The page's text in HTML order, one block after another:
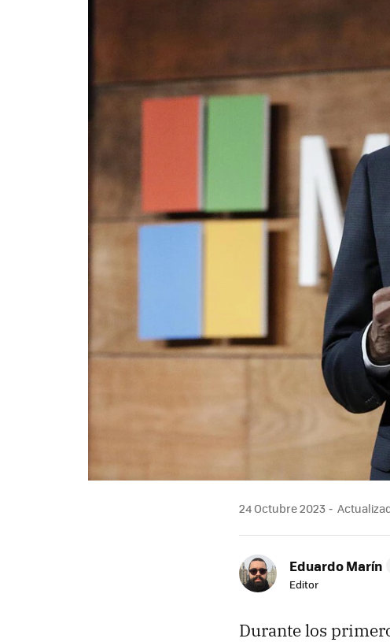
24 Octubre 2023
Eduardo Marín
Editor
Durante los